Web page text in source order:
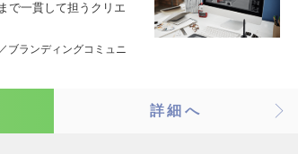
で一貫して担うクリエ
ブランディングコミュニ
詳細へ